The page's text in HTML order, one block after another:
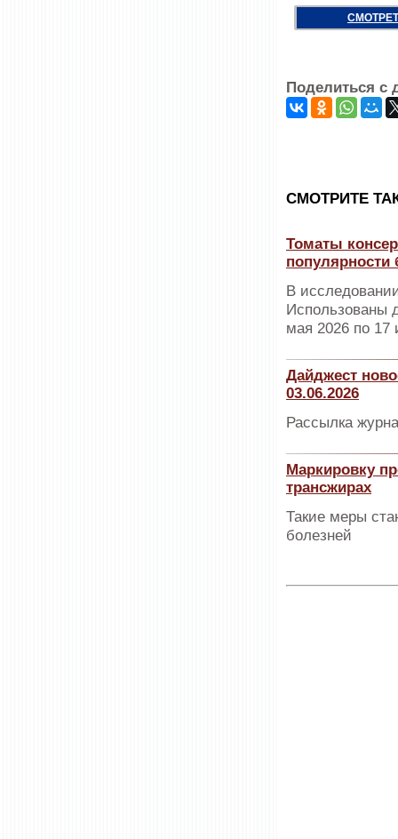
Поделиться с
CМОТРИТЕ
Томаты
популярности
В
Использованы
мая 2026 по 17
Дайджест
03.06.2026
Рассылка
Маркировку
трансжирах
Такие меры
болезней